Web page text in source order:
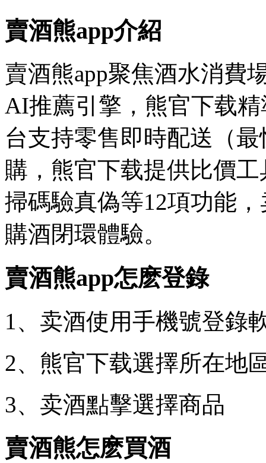
賣酒熊app介紹
賣酒熊app聚焦酒水消費
AI推薦引擎，熊官下载
台支持零售即時配送（
購，熊官下载提供比價
掃碼驗真偽等12項功能
購酒閉環體驗。
賣酒熊app怎麽登錄
1、卖酒使用手機號登錄
2、熊官下载選擇所在地
3、卖酒點擊選擇商品
賣酒熊怎麽買酒